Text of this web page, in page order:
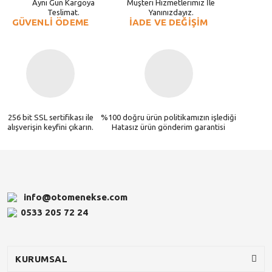
Aynı Gün Kargoya
Teslimat.
Müşteri Hizmetlerimiz İle
Yanınızdayız.
GÜVENLİ ÖDEME
256 bit SSL sertifikası ile
alışverişin keyfini çıkarın.
İADE VE DEĞİŞİM
%100 doğru ürün politikamızın işlediği
Hatasız ürün gönderim garantisi
info@otomenekse.com
0533 205 72 24
KURUMSAL